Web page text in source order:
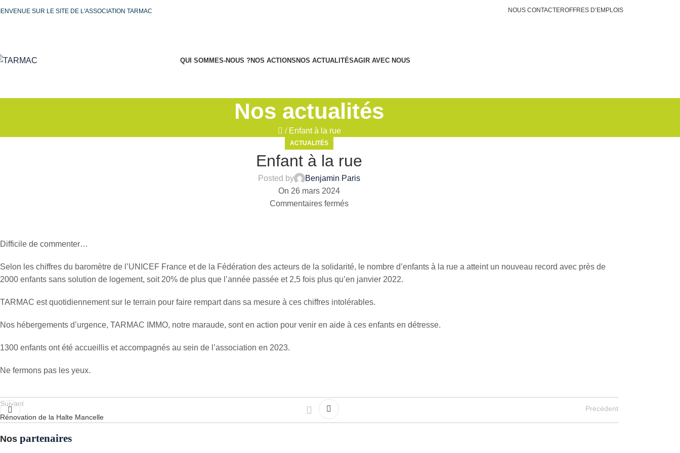
SUR LE SITE DE L'ASSOCIATION TARMAC NOUS CONTACTEROFFRES D’EMPLOIS
QUI SOMMES-NOUS ?NOS ACTIONSNOS ACTUALITÉSAGIR AVEC NOUS
Nos actualités
/ Enfant à la rue
ACTUALITÉS
Enfant à la rue
Posted by
Benjamin Paris
On 26 mars 2024
Commentaires fermés
Difficile de commenter…
Selon les chiffres du baromètre de l’UNICEF France et de la Fédération des acteurs de la solidarité, le nombre d’enfants à la rue a atteint un nouveau record avec près de
2000 enfants sans solution de logement, soit 20% de plus que l’année passée et 2,5 fois plus qu’en janvier 2022.
TARMAC est quotidiennement sur le terrain pour faire rempart dans sa mesure à ces chiffres intolérables.
Nos hébergements d’urgence, TARMAC IMMO, notre maraude, sont en action pour venir en aide à ces enfants en détresse.
1300 enfants ont été accueillis et accompagnés au sein de l’association en 2023.
Ne fermons pas les yeux.
Suivant
Rénovation de la Halte Mancelle
Précédent
Nos partenaires